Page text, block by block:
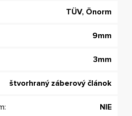
TÜV, Önorm
9mm
3mm
štvorhraný záberový článok
NIE